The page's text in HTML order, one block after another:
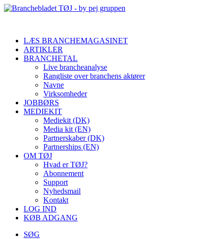
LÆS BRANCHEMAGASINET
ARTIKLER
BRANCHETAL
Live brancheanalyse
Rangliste over branchens aktører
Navne
Virksomheder
JOBBØRS
MEDIEKIT
Mediekit (DK)
Media kit (EN)
Partnerskaber (DK)
Partnerships (EN)
OM TØJ
Hvad er TØJ?
Abonnement
Support
Nyhedsmail
Kontakt
LOG IND
KØB ADGANG
SØG